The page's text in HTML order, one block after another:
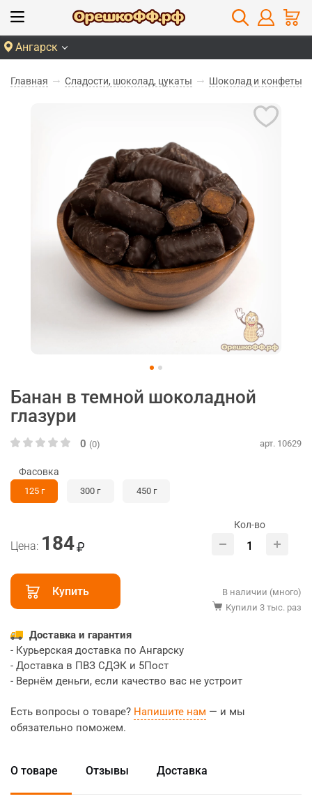
Ангарск
Главная Сладости, шоколад, цукаты Шоколад и конфеты
Банан в темной шоколадной
глазури
0 (0) арт. 10629
Фасовка
125 г 300 г 450 г
Цена: 184
Кол-во
Купить
В наличии (много)
Купили 3 тыс. раз
Доставка и гарантия
- Курьерская доставка по Ангарску
- Доставка в ПВЗ СДЭК и 5Пост
- Вернём деньги, если качество вас не устроит
Есть вопросы о товаре? Напишите нам — и мы
обязательно поможем.
О товаре Отзывы Доставка